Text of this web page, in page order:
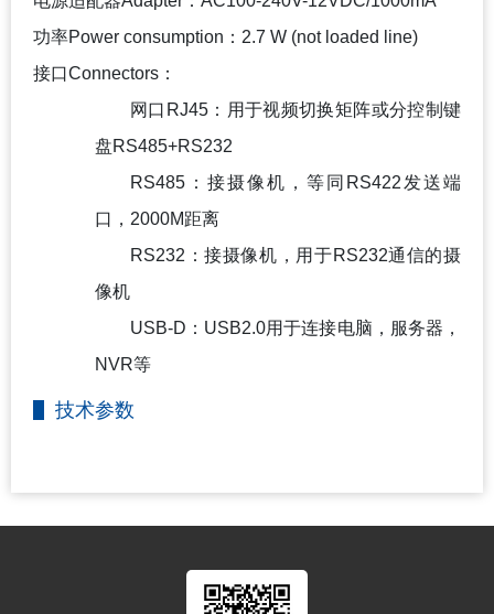
功率Power consumption：2.7 W (not loaded line)
接口Connectors：
网口RJ45：用于视频切换矩阵或分控制键
盘RS485+RS232
RS485 ：接摄像机，等同RS422发送端
口，2000M距离
RS232 ：接摄像机，用于RS232通信的摄
像机
USB-D ：USB2.0用于连接电脑，服务器，
NVR等
技术参数